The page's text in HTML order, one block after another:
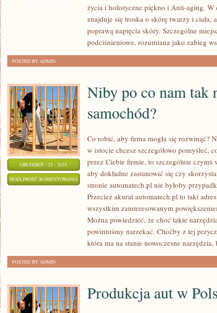
HOLISTYCZNE
PIĘKNO
życia i holistyczne piękno i Anti-aging. W
znajduje się troska o skórę twarzy i ciała,
poprawą napięcia skóry. Szczególne
podciśnieniowe, rozumiana jako zabieg
POSTED BY ADMIN
GRUDZIEŃ - 23 - 2025
MOŻLIWOŚĆ KOMENTOWANIA
Niby po co nam tak
samochód?
Co robić, aby firma mogła się rozwinąć?
w istocie chcesz szczegółowo pomyśleć,
przez Ciebie firmie, to szczególnie
aby dokładne zastanowić się czy
stronie automatech.pl nie byłoby
Przecież akurat automatech.pl to taki
wszystkim zainteresowanym
Można powiedzieć, że choć takie
powinniśmy narzekać. Choćby z tej
która ma na stanie nowoczesne narzędzia,
POSTED BY ADMIN
Produkcja aut w